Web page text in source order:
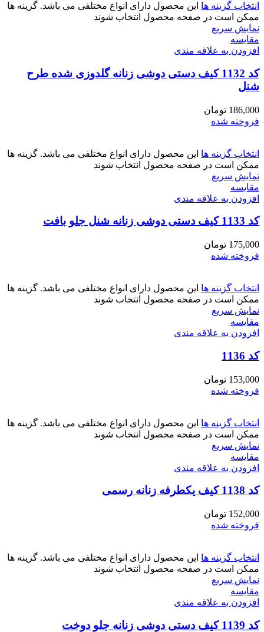
انتخاب گزینه ها این محصول دارای انواع مختلفی می باشد. گزینه ها
ممکن است در صفحه محصول انتخاب شوند
نمایش سریع
مقايسه
افزودن به علاقه مندی
کد 1132 کیف دستی دوشی زنانه گلدوزی شده طرح
شنل
186,000 تومان
فروخته شده
انتخاب گزینه ها این محصول دارای انواع مختلفی می باشد. گزینه ها
ممکن است در صفحه محصول انتخاب شوند
نمایش سریع
مقايسه
افزودن به علاقه مندی
کد 1133 کیف دستی دوشی زنانه شنل جلو بافت
175,000 تومان
فروخته شده
انتخاب گزینه ها این محصول دارای انواع مختلفی می باشد. گزینه ها
ممکن است در صفحه محصول انتخاب شوند
نمایش سریع
مقايسه
افزودن به علاقه مندی
کد 1136
153,000 تومان
فروخته شده
انتخاب گزینه ها این محصول دارای انواع مختلفی می باشد. گزینه ها
ممکن است در صفحه محصول انتخاب شوند
نمایش سریع
مقايسه
افزودن به علاقه مندی
کد 1138 کیف یکطرفه زنانه رسمی
152,000 تومان
فروخته شده
انتخاب گزینه ها این محصول دارای انواع مختلفی می باشد. گزینه ها
ممکن است در صفحه محصول انتخاب شوند
نمایش سریع
مقايسه
افزودن به علاقه مندی
کد 1139 کیف دستی دوشی زنانه جلو دوخت